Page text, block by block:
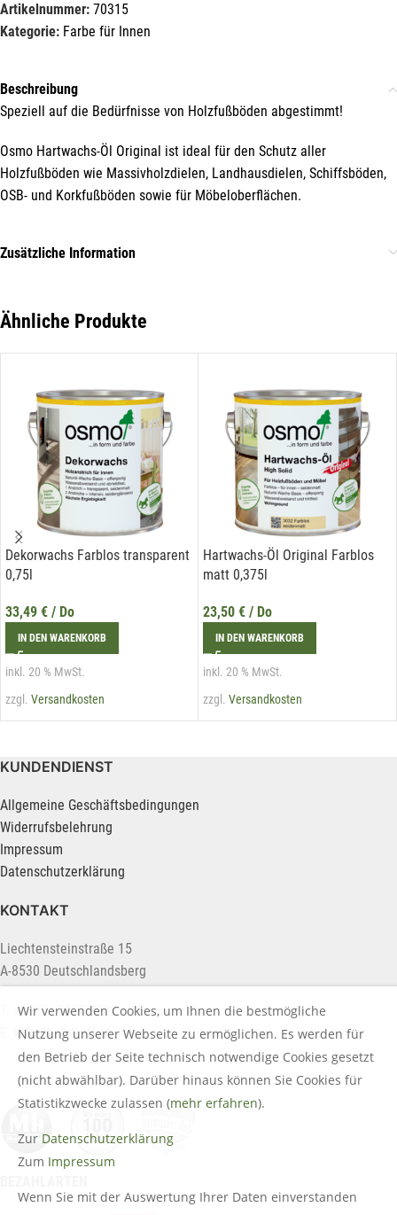
Artikelnummer: 70315
Kategorie: Farbe für Innen
Beschreibung
Speziell auf die Bedürfnisse von Holzfußböden abgestimmt!
Osmo Hartwachs-Öl Original ist ideal für den Schutz aller
Holzfußböden wie Massivholzdielen, Landhausdielen, Schiffsböden,
OSB- und Korkfußböden sowie für Möbeloberflächen.
Zusätzliche Information
Ähnliche Produkte
Dekorwachs Farblos transparent
0,75l
33,49 € / Do
IN DEN WARENKORB
inkl. 20 % MwSt.
zzgl. Versandkosten
Hartwachs-Öl Original Farblos
matt 0,375l
23,50 € / Do
IN DEN WARENKORB
inkl. 20 % MwSt.
zzgl. Versandkosten
KUNDENDIENST
Allgemeine Geschäftsbedingungen
Widerrufsbelehrung
Impressum
Datenschutzerklärung
KONTAKT
Liechtensteinstraße 15
A-8530 Deutschlandsberg
T. +43 (0) 3462 2222
info@holztreff.at
Mit unserem Newsletter sind Sie
immer top-informiert über
Zwecke der Zusendung von Newslettern über Neuigkeiten in der
Liechtenstein Holztreff GmbH im Einklang mit der
freiwillig und kann jederzeit mit Wirkung für die Zukunft gegenüber
Wir verwenden Cookies, um Ihnen die bestmögliche
Nutzung unserer Webseite zu ermöglichen. Es werden für
den Betrieb der Seite technisch notwendige Cookies gesetzt
(nicht abwählbar). Darüber hinaus können Sie Cookies für
Statistikzwecke zulassen (mehr erfahren).
Zur Datenschutzerklärung
Zum Impressum
Wenn Sie mit der Auswertung Ihrer Daten einverstanden